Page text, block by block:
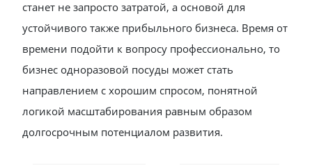
станет не запросто затратой, а основой для
устойчивого также прибыльного бизнеса. Время от
времени подойти к вопросу профессионально, то
бизнес одноразовой посуды может стать
направлением с хорошим спросом, понятной
логикой масштабирования равным образом
долгосрочным потенциалом развития.